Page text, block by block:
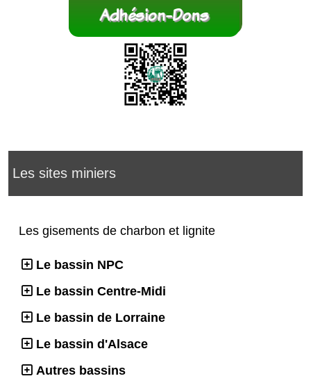
Les sites miniers
Les gisements de charbon et lignite
Le bassin NPC
Le bassin Centre-Midi
Le bassin de Lorraine
Le bassin d'Alsace
Autres bassins